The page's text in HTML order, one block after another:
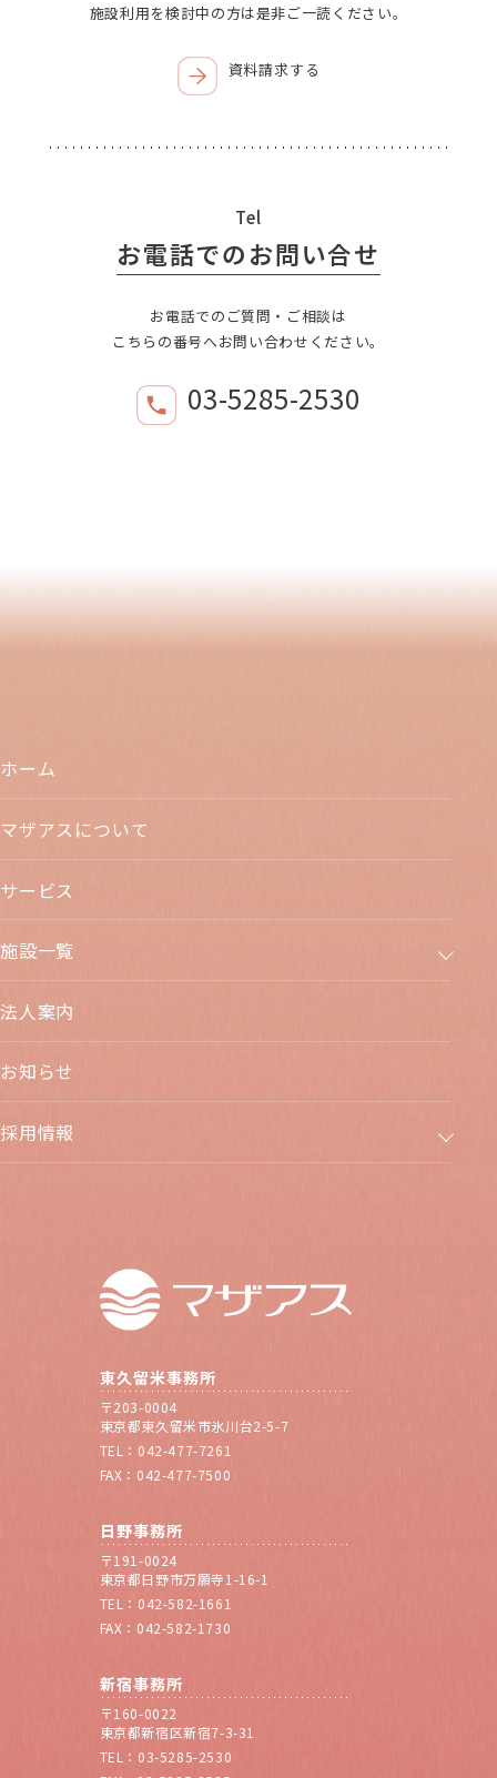
施設利用を検討中の方は是非ご一読ください。
資料請求する
Tel
お電話でのお問い合せ
お電話でのご質問・ご相談は
こちらの番号へお問い合わせください。
03-5285-2530
東久留米事務所
〒203-0004
東京都東久留米市氷川台2-5-7
TEL：042-477-7261
FAX：042-477-7500
日野事務所
〒191-0024
東京都日野市万願寺1-16-1
TEL：042-582-1661
FAX：042-582-1730
新宿事務所
〒160-0022
東京都新宿区新宿7-3-31
TEL：03-5285-2530
ホーム
マザアスについて
サービス
施設一覧
法人案内
お知らせ
採用情報